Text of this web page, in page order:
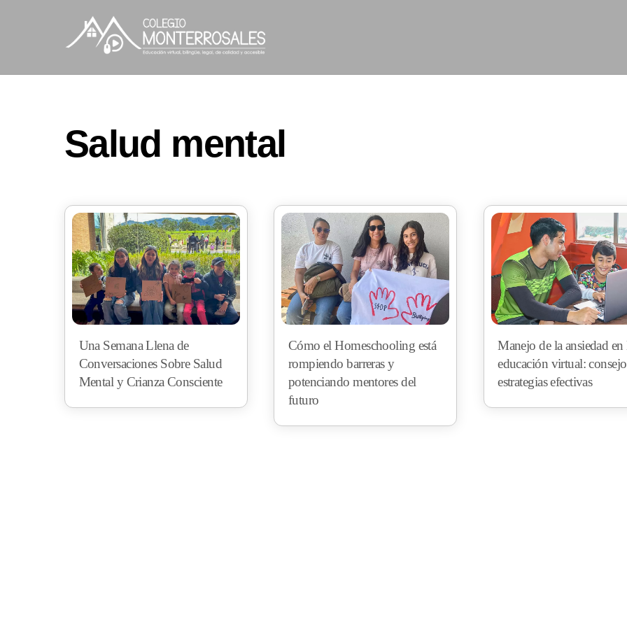
Salud mental
Una Semana Llena de
Conversaciones Sobre Salud
Mental y Crianza Consciente
Cómo el Homeschooling está
rompiendo barreras y
potenciando mentores del
futuro
Manejo de la ansiedad en
educación virtual:
estrategias efectivas